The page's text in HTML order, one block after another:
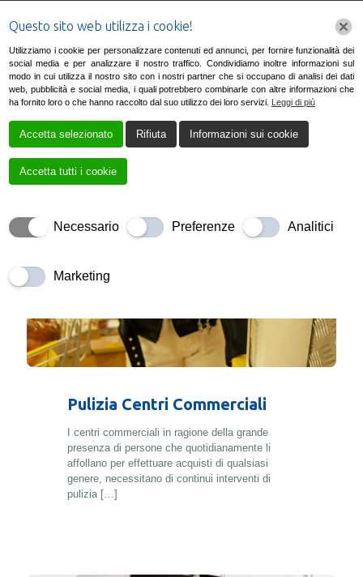
Uncategorized
Pulizia Centri Commerciali
I centri commerciali in ragione della grande
presenza di persone che quotidianamente li
affollano per effettuare acquisti di qualsiasi
genere, necessitano di continui interventi di
pulizia […]
Questo sito web utilizza i cookie!
Utilizziamo i cookie per personalizzare contenuti ed annunci, per fornire funzionalità dei
social media e per analizzare il nostro traffico. Condividiamo inoltre informazioni sul
modo in cui utilizza il nostro sito con i nostri partner che si occupano di analisi dei dati
web, pubblicità e social media, i quali potrebbero combinarle con altre informazioni che
ha fornito loro o che hanno raccolto dal suo utilizzo dei loro servizi. Leggi di più
Accetta selezionato Rifiuta Informazioni sui cookie
Accetta tutti i cookie
Necessario Preferenze Analitici
Marketing